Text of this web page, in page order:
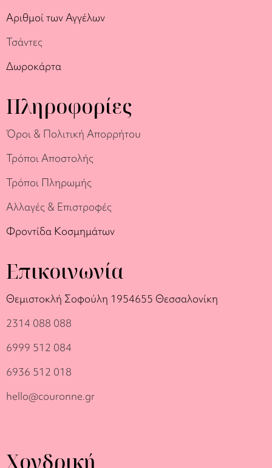
Αριθμοί των Αγγέλων
Τσάντες
Δωροκάρτα
Πληροφορίες
Όροι & Πολιτική Απορρήτου
Τρόποι Αποστολής
Τρόποι Πληρωμής
Αλλαγές & Επιστροφές
Φροντίδα Κοσμημάτων
Επικοινωνία
Θεμιστοκλή Σοφούλη 1954655 Θεσσαλονίκη
2314 088 088
6999 512 084
6936 512 018
hello@couronne.gr
Χονδρική